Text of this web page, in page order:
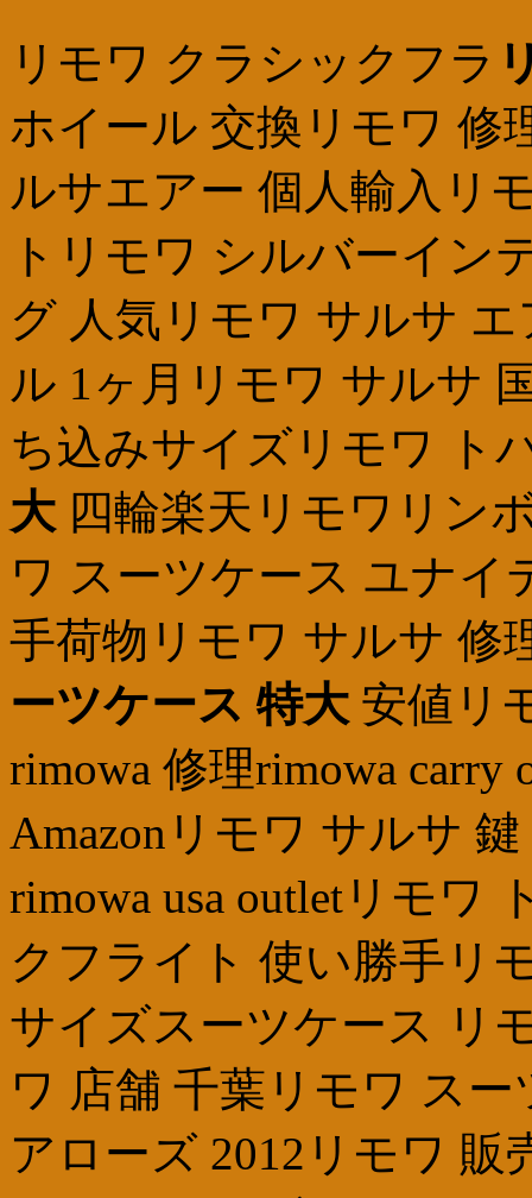
リモワ クラシックフラ
ホイール 交換リモワ 修
ルサエアー 個人輸入リ
トリモワ シルバーイン
グ 人気リモワ サルサ
ル 1ヶ月リモワ サルサ
ち込みサイズリモワ ト
大 四輪楽天リモワリン
ワ スーツケース ユナ
手荷物リモワ サルサ 修
ーツケース 特大 安値リ
rimowa 修理rimowa
Amazonリモワ サルサ
rimowa usa outletリモワ
クフライト 使い勝手リ
サイズスーツケース リ
ワ 店舗 千葉リモワ ス
アローズ 2012リモワ